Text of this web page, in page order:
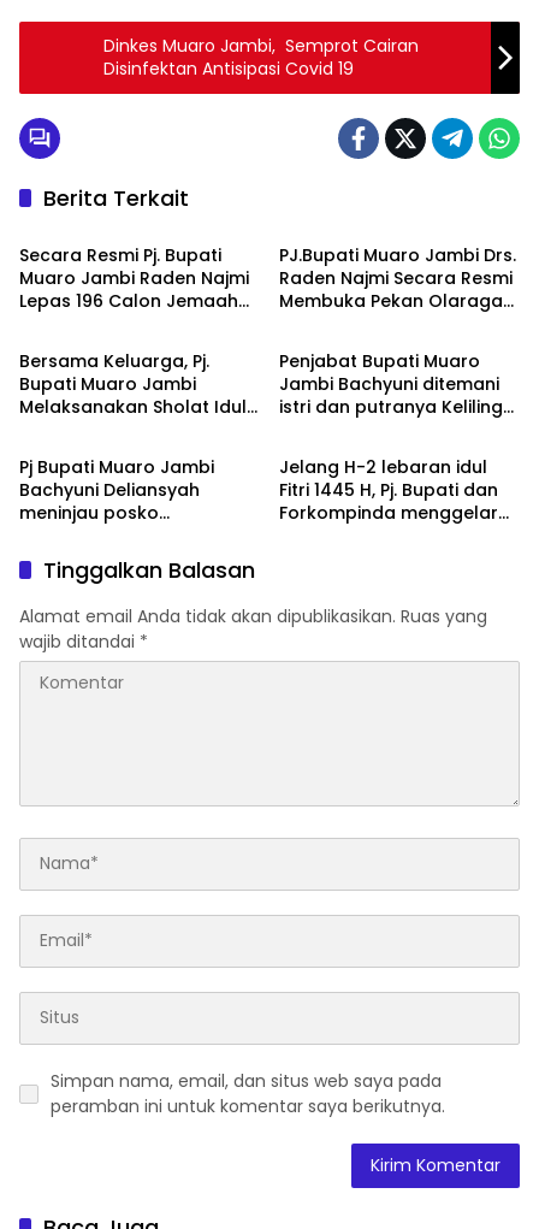
Dinkes Muaro Jambi, Semprot Cairan
Disinfektan Antisipasi Covid 19
Berita Terkait
Jambi
Secara Resmi Pj. Bupati
Muaro Jambi Raden Najmi
Lepas 196 Calon Jemaah
PJ.Bupati Muaro Jambi Drs.
Raden Najmi Secara Resmi
Membuka Pekan Olaraga
Jambi
Bersama Keluarga, Pj.
Bupati Muaro Jambi
Melaksanakan Sholat Idul
Jambi
Penjabat Bupati Muaro
Jambi Bachyuni ditemani
istri dan putranya Keliling
untuk memberikan paket
sembako
Jambi
Pj Bupati Muaro Jambi
Bachyuni Deliansyah
meninjau posko
pelayanan mudik Lebaran
1445 H
Jambi
Jelang H-2 lebaran idul
Fitri 1445 H, Pj. Bupati dan
Forkompinda menggelar
Tinggalkan Balasan
Alamat email Anda tidak akan dipublikasikan. Ruas yang
wajib ditandai *
Simpan nama, email, dan situs web saya pada
peramban ini untuk komentar saya berikutnya.